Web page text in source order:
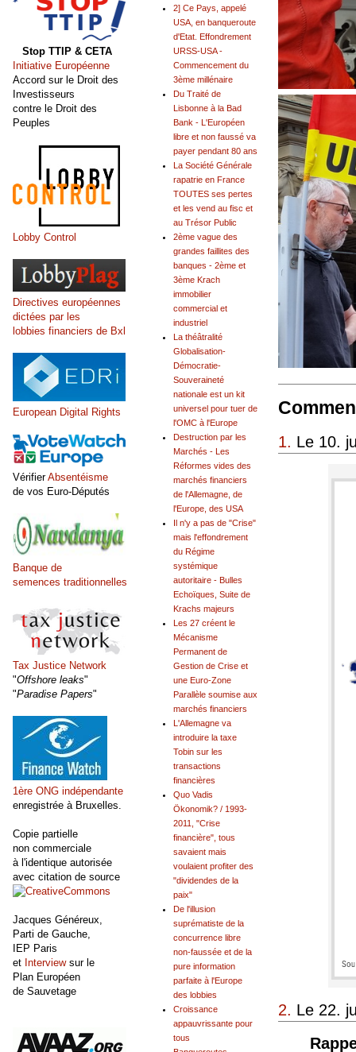
1. Le 10.
2. Le 22.
2] Ce Pays, appelé
USA, en banqueroute
d'Etat. Effondrement
URSS-USA -
Commencement du
3ème millénaire
Du Traité de
Lisbonne à la Bad
Bank - L'Européen
libre et non faussé va
payer pendant 80 ans
La Société Générale
rapatrie en France
TOUTES ses pertes
et les vend au fisc et
au Trésor Public
2ème vague des
grandes faillites des
banques - 2ème et
3ème Krach
immobilier
commercial et
industriel
La théâtralité
Globalisation-
Démocratie-
Souveraineté
nationale est un kit
universel pour tuer de
l'OMC à l'Europe
Destruction par les
Marchés - Les
Réformes vides des
marchés financiers
de l'Allemagne, de
l'Europe, des USA
Il n'y a pas de "Crise"
mais l'effondrement
du Régime
systémique
autoritaire - Bulles
Echoïques, Suite de
Krachs majeurs
Les 27 créent le
Mécanisme
Permanent de
Gestion de Crise et
une Euro-Zone
Parallèle soumise aux
marchés financiers
L'Allemagne va
introduire la taxe
Tobin sur les
transactions
financières
Quo Vadis
Ökonomik? / 1993-
2011, "Crise
financière", tous
savaient mais
voulaient profiter des
"dividendes de la
paix"
De l'illusion
suprématiste de la
concurrence libre
non-faussée et de la
pure information
parfaite à l'Europe
des lobbies
Croissance
appauvrissante pour
tous
Stop TTIP & CETA
Initiative Européenne
Accord sur le Droit des
Investisseurs
contre le Droit des
Peuples
Lobby Control
Directives européennes
dictées par les
lobbies financiers de Bxl
European Digital Rights
VérifierAbsentéisme
de vos Euro-Députés
Banque de
semences traditionnelles
Tax Justice Network
"Offshore leaks"
"Paradise Papers"
1ère ONG indépendante
enregistrée à Bruxelles.
Copie partielle
non commerciale
à l'identique autorisée
avec citation de source
Jacques Généreux,
Parti de Gauche,
IEP Paris
et Interviewsur le
Plan Européen
de Sauvetage